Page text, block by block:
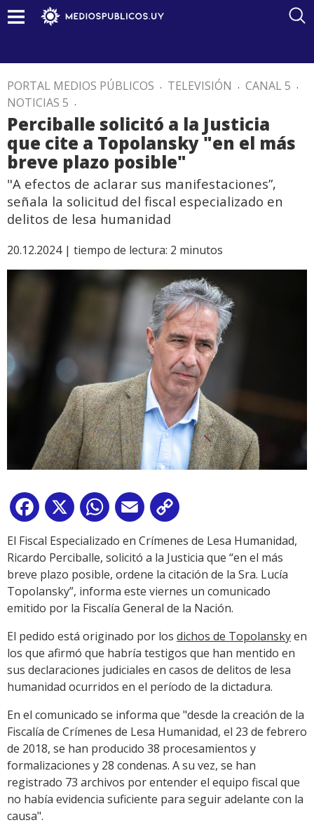
PORTAL MEDIOS PÚBLICOS . TELEVISIÓN . CANAL 5 .
NOTICIAS 5 .
Perciballe solicitó a la Justicia
que cite a Topolansky "en el más
breve plazo posible"
"A efectos de aclarar sus manifestaciones”,
señala la solicitud del fiscal especializado en
delitos de lesa humanidad
20.12.2024 | tiempo de lectura: 2 minutos
Facebook
X WhatsApp
Email
Link
El Fiscal Especializado en Crímenes de Lesa Humanidad,
Ricardo Perciballe, solicitó a la Justicia que “en el más
breve plazo posible, ordene la citación de la Sra. Lucía
Topolansky”, informa este viernes un comunicado
emitido por la Fiscalía General de la Nación.
El pedido está originado por los dichos de Topolanskyen
los que afirmó que habría testigos que han mentido en
sus declaraciones judiciales en casos de delitos de lesa
humanidad ocurridos en el período de la dictadura.
En el comunicado se informa que "desde la creación de la
Fiscalía de Crímenes de Lesa Humanidad, el 23 de febrero
de 2018, se han producido 38 procesamientos y
formalizaciones y 28 condenas. A su vez, se han
registrado 73 archivos por entender el equipo fiscal que
no había evidencia suficiente para seguir adelante con la
causa".